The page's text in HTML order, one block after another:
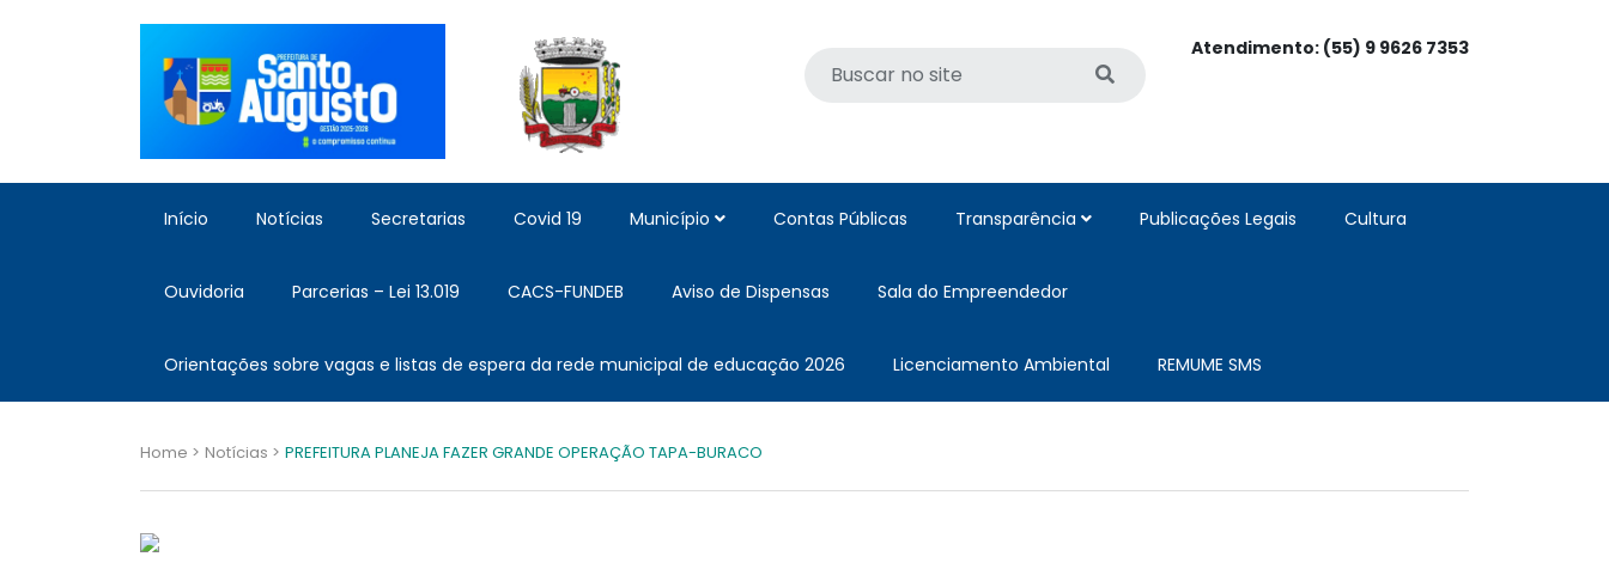
Atendimento: (55) 9 9626 7353
Início Notícias Secretarias Covid 19 Município Contas Públicas Transparência Publicações Legais Cultura
Ouvidoria Parcerias – Lei 13.019 CACS-FUNDEB Aviso de Dispensas Sala do Empreendedor
Orientações sobre vagas e listas de espera da rede municipal de educação 2026 Licenciamento Ambiental REMUME SMS
Home > Notícias > PREFEITURA PLANEJA FAZER GRANDE OPERAÇÃO TAPA-BURACO